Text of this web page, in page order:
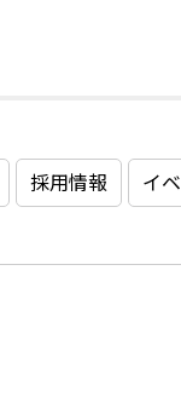
採用情報 イ